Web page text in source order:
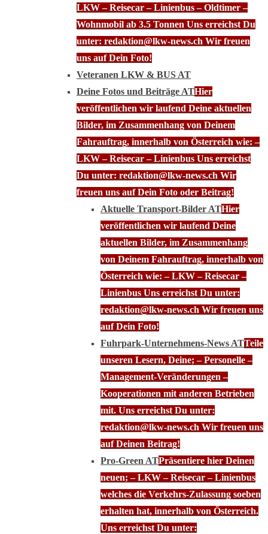
LKW – Reisecar – Linienbus – Oldtimer –
Wohnmobil ab 3.5 Tonnen Uns erreichst Du
unter: redaktion@lkw-news.ch Wir freuen
uns auf Dein Foto!
Veteranen LKW & BUS AT
Deine Fotos und Beiträge ATHier
veröffentlichen wir laufend Deine aktuellen
Bilder, im Zusammenhang von Deinem
Fahrauftrag, innerhalb von Österreich wie: –
LKW – Reisecar – Linienbus Uns erreichst
Du unter: redaktion@lkw-news.ch Wir
freuen uns auf Dein Foto oder Beitrag!
Aktuelle Transport-Bilder ATHier
veröffentlichen wir laufend Deine
aktuellen Bilder, im Zusammenhang
von Deinem Fahrauftrag, innerhalb von
Österreich wie: – LKW – Reisecar –
Linienbus Uns erreichst Du unter:
redaktion@lkw-news.ch Wir freuen uns
auf Dein Foto!
Fuhrpark-Unternehmens-News ATTeile
unseren Lesern, Deine; – Personelle –
Management-Veränderungen –
Kooperationen mit anderen Betrieben
mit. Uns erreichst Du unter:
redaktion@lkw-news.ch Wir freuen uns
auf Deinen Beitrag!
Pro-Green ATPräsentiere hier Deinen
neuen; – LKW – Reisecar – Linienbus
welches die Verkehrs-Zulassung soeben
erhalten hat, innerhalb von Österreich.
Uns erreichst Du unter: